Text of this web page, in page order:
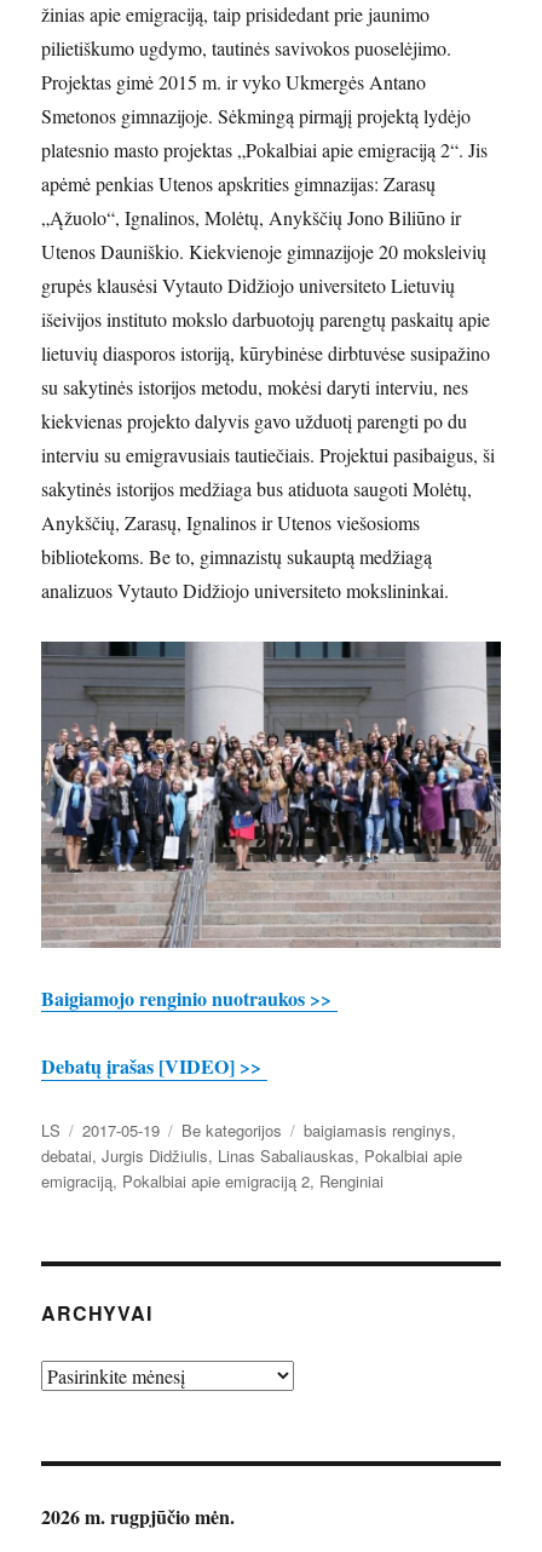
žinias apie emigraciją, taip prisidedant prie jaunimo
pilietiškumo ugdymo, tautinės savivokos puoselėjimo.
Projektas gimė 2015 m. ir vyko Ukmergės Antano
Smetonos gimnazijoje. Sėkmingą pirmąjį projektą lydėjo
platesnio masto projektas „Pokalbiai apie emigraciją 2“. Jis
apėmė penkias Utenos apskrities gimnazijas: Zarasų
„Ąžuolo“, Ignalinos, Molėtų, Anykščių Jono Biliūno ir
Utenos Dauniškio. Kiekvienoje gimnazijoje 20 moksleivių
grupės klausėsi Vytauto Didžiojo universiteto Lietuvių
išeivijos instituto mokslo darbuotojų parengtų paskaitų apie
lietuvių diasporos istoriją, kūrybinėse dirbtuvėse susipažino
su sakytinės istorijos metodu, mokėsi daryti interviu, nes
kiekvienas projekto dalyvis gavo užduotį parengti po du
interviu su emigravusiais tautiečiais. Projektui pasibaigus, ši
sakytinės istorijos medžiaga bus atiduota saugoti Molėtų,
Anykščių, Zarasų, Ignalinos ir Utenos viešosioms
bibliotekoms. Be to, gimnazistų sukauptą medžiagą
analizuos Vytauto Didžiojo universiteto mokslininkai.
Baigiamojo renginio nuotraukos >>
Debatų įrašas [VIDEO] >>
Autorius
LS Paskelbta
2017-05-19 Kategorijos
Be kategorijos Žymos
baigiamasis renginys,
debatai,Jurgis Didžiulis, Linas Sabaliauskas, Pokalbiai apie
emigraciją, Pokalbiai apie emigraciją 2, Renginiai
ARCHYVAI
Archyvai
2026 m. rugpjūčio mėn.